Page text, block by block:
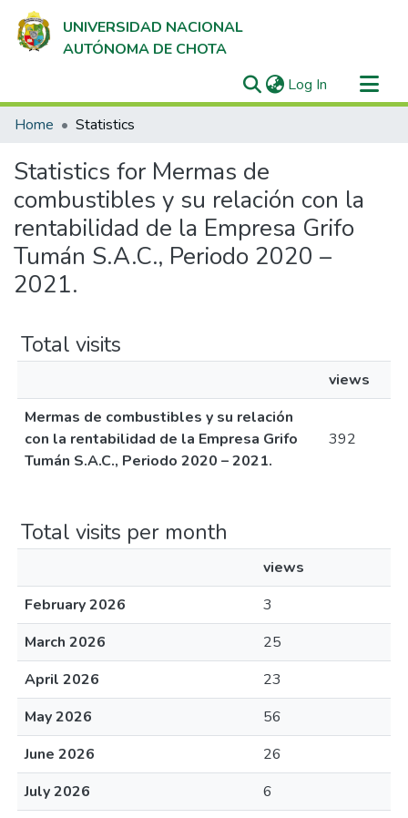
UNIVERSIDAD NACIONAL
AUTÓNOMA DE CHOTA
Log In (current)
Communities & Collections
Home Statistics
Statistics for Mermas de
combustibles y su relación con la
rentabilidad de la Empresa Grifo
Tumán S.A.C., Periodo 2020 –
2021.
Total visits
views
Mermas de combustibles y su relación
con la rentabilidad de la Empresa Grifo
Tumán S.A.C., Periodo 2020 – 2021.
392
Total visits per month
views
February 2026
3
March 2026
25
April 2026
23
May 2026
56
June 2026
26
July 2026
6